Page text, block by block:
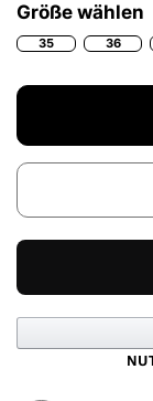
Größe wählen
35 36